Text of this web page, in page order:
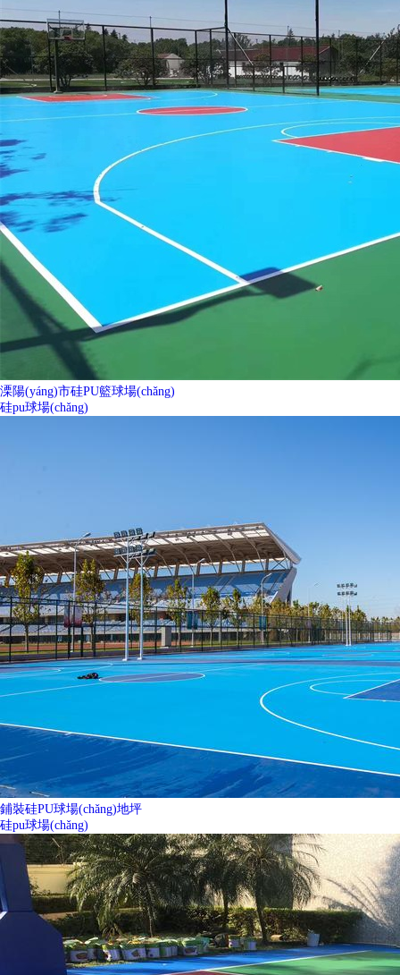
溧陽(yáng)市硅PU籃球場(chǎng)
硅pu球場(chǎng)
鋪裝硅PU球場(chǎng)地坪
硅pu球場(chǎng)